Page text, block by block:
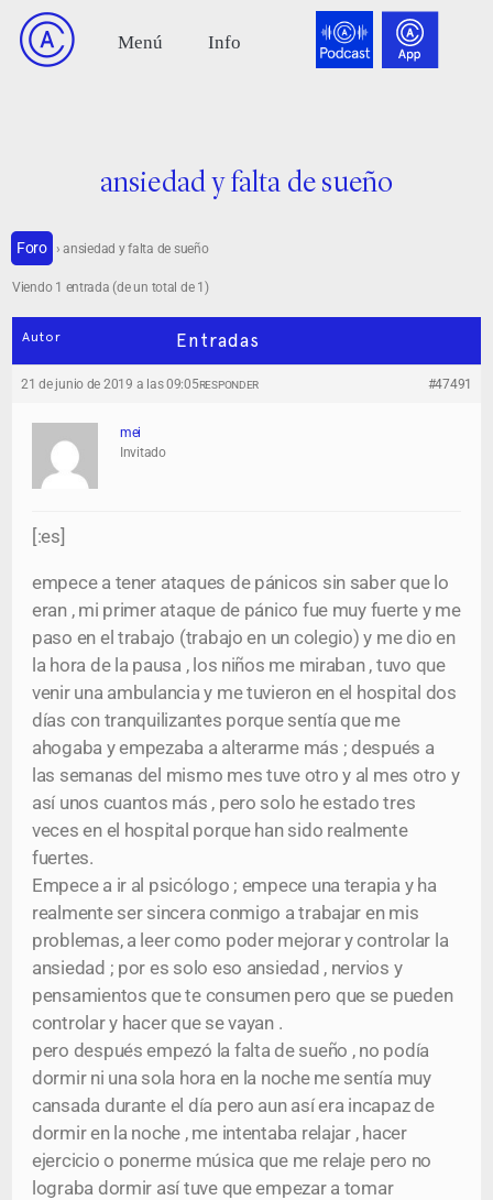
ansiedad y falta de sueño
Foro › ansiedad y falta de sueño
Viendo 1 entrada (de un total de 1)
Autor Entradas
21 de junio de 2019 a las 09:05 #47491
RESPONDER
mei
Invitado
[:es]
empece a tener ataques de pánicos sin saber que lo
eran , mi primer ataque de pánico fue muy fuerte y me
paso en el trabajo (trabajo en un colegio) y me dio en
la hora de la pausa , los niños me miraban , tuvo que
venir una ambulancia y me tuvieron en el hospital dos
días con tranquilizantes porque sentía que me
ahogaba y empezaba a alterarme más ; después a
las semanas del mismo mes tuve otro y al mes otro y
así unos cuantos más , pero solo he estado tres
veces en el hospital porque han sido realmente
fuertes.
Empece a ir al psicólogo ; empece una terapia y ha
realmente ser sincera conmigo a trabajar en mis
problemas, a leer como poder mejorar y controlar la
ansiedad ; por es solo eso ansiedad , nervios y
pensamientos que te consumen pero que se pueden
controlar y hacer que se vayan .
pero después empezó la falta de sueño , no podía
dormir ni una sola hora en la noche me sentía muy
cansada durante el día pero aun así era incapaz de
dormir en la noche , me intentaba relajar , hacer
ejercicio o ponerme música que me relaje pero no
lograba dormir así tuve que empezar a tomar